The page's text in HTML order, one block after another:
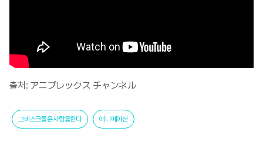
출처: アニプレックス チャンネル
그비스크돌은사랑을한다 애니메이션